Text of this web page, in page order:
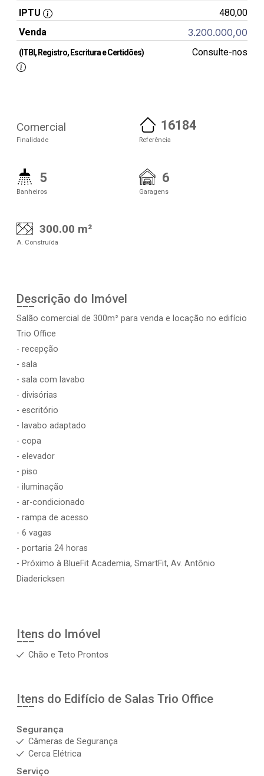
IPTU
480,00
Venda
3.200.000,00
(ITBI, Registro, Escritura e Certidões) Consulte-nos
Comercial
Finalidade
16184
Referência
5
Banheiros
6
Garagens
300.00 m²
A. Construída
Descrição do Imóvel
Salão comercial de 300m² para venda e locação no edifício
Trio Office
- recepção
- sala
- sala com lavabo
- divisórias
- escritório
- lavabo adaptado
- copa
- elevador
- piso
- iluminação
- ar-condicionado
- rampa de acesso
- 6 vagas
- portaria 24 horas
- Próximo à BlueFit Academia, SmartFit, Av. Antônio
Diadericksen
Itens do Imóvel
Chão e Teto Prontos
Itens do Edifício de Salas Trio Office
Segurança
Câmeras de Segurança
Cerca Elétrica
Serviço